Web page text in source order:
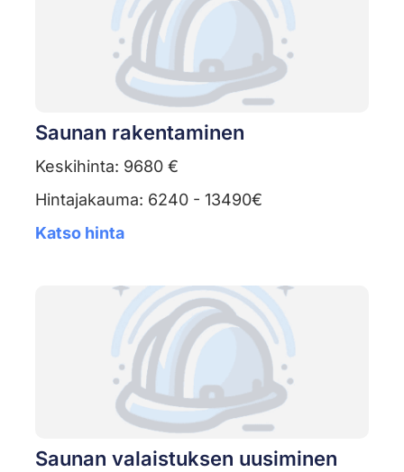
Saunan rakentaminen
Keskihinta: 9680 €
Hintajakauma: 6240 - 13490€
Katso hinta
Saunan valaistuksen uusiminen